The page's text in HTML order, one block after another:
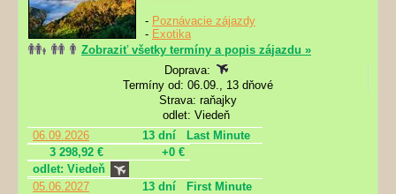
- Poznávacie zájazdy
- Exotika
Zobraziť všetky termíny a popis zájazdu »
Doprava:
Termíny od: 06.09., 13 dňové
Strava: raňajky
odlet: Viedeň
06.09.2026
13 dní
Last Minute
3 298,92 €
+0 €
odlet: Viedeň
05.06.2027
13 dní
First Minute